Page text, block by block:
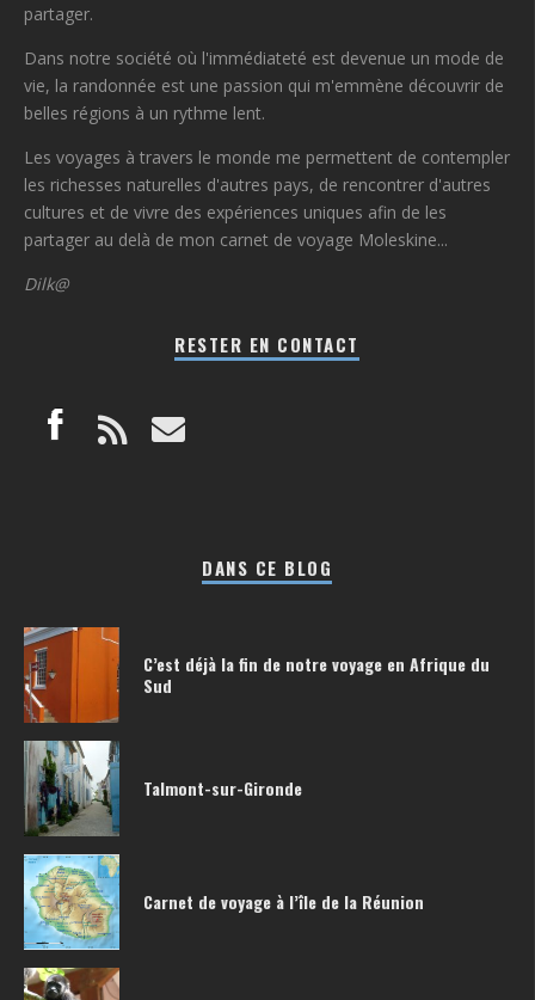
partager.
Dans notre société où l'immédiateté est devenue un mode de
vie, la randonnée est une passion qui m'emmène découvrir de
belles régions à un rythme lent.
Les voyages à travers le monde me permettent de contempler
les richesses naturelles d'autres pays, de rencontrer d'autres
cultures et de vivre des expériences uniques afin de les
partager au delà de mon carnet de voyage Moleskine...
Dilk@
RESTER EN CONTACT
DANS CE BLOG
C’est déjà la fin de notre voyage en Afrique du
Sud
Talmont-sur-Gironde
Carnet de voyage à l’île de la Réunion